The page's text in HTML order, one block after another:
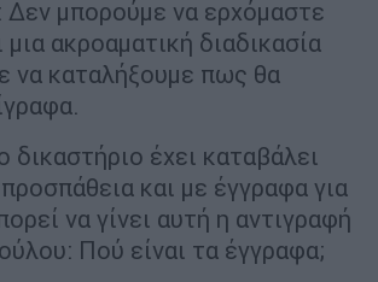
: Δεν μπορούμε να ερχόμαστε
ακροαματική διαδικασία
να καταλήξουμε πως θα
δικαστήριο έχει καταβάλει
και με έγγραφα για
να γίνει αυτή η αντιγραφή
Πού είναι τα έγγραφα;